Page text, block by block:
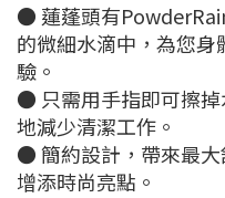
● 蓮蓬頭有
的微細水滴中，為您
驗。
● 只需用手指即可擦
地減少清潔工作。
● 簡約設計，帶來最
增添時尚亮點。